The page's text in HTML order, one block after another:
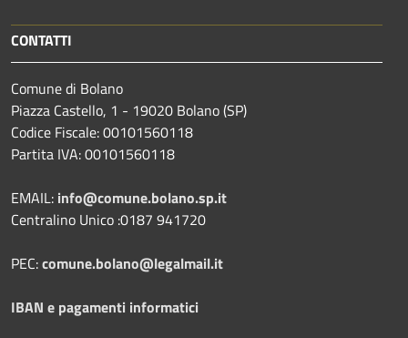
CONTATTI
Comune di Bolano
Piazza Castello, 1 - 19020 Bolano (SP)
Codice Fiscale: 00101560118
Partita IVA: 00101560118
EMAIL: info@comune.bolano.sp.it
Centralino Unico :0187 941720
PEC:comune.bolano@legalmail.it
IBAN e pagamenti informatici